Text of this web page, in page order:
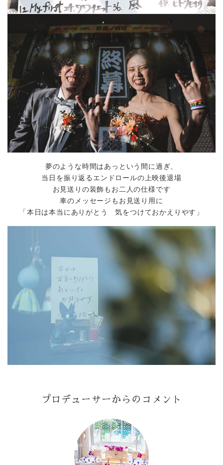
夢のような時間はあっという間に過ぎ、
当日を振り返るエンドロールの上映後退場
お見送りの装飾もお二人の仕様です
車のメッセージもお見送り用に
「本日は本当にありがとう 気をつけておかえりやす」
プロデューサーからのコメント